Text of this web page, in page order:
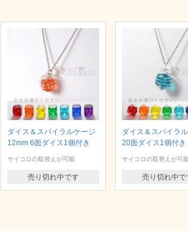
ダイス＆スパイラルケージ
12mm 6面ダイス1個付き
サイコロの取替えが可能
売り切れ中です
ダイス＆スパイラ
20面ダイス1個付き
サイコロの取替えが可
売り切れ中で